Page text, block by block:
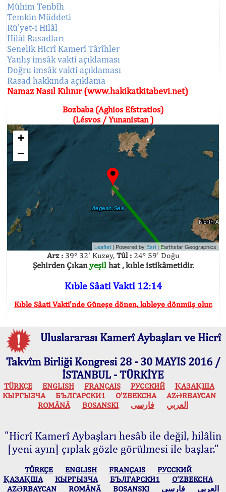
Mühim Tenbîh
Temkin Müddeti
Rü'yet-i Hilâl
Hilâl Rasadları
Senelik Hicrî Kamerî Târîhler
Yanlış imsâk vakti açıklaması
Doğru imsâk vakti açıklaması
Rasad hakkında açıklama
Namaz Nasıl Kılınır (www.hakikatkitabevi.net)
Bozbaba (Aghios Efstratios)
(Lésvos / Yunanistan )
+
−
Leaflet | Powered by Esri| Earthstar Geographics
Arz :39° 32' Kuzey, Tûl :24° 59' Doğu
Şehirden Çıkanyeşilhat , kıble istikâmetidir.
Kıble Sâati Vakti 12:14
Kıble Sâati Vakti'nde Güneşe dönen, kıbleye dönmüş olur.
Uluslararası Kamerî Aybaşları ve Hicrî
Takvîm Birliği Kongresi 28 - 30 MAYIS 2016 /
İSTANBUL - TÜRKİYE
TÜRKÇE ENGLISH FRANÇAIS РУССКИЙ
ҚАЗАҚША
КЫPГЫЗЧA
БЪЛГАРСКИ1 O’ZBEKCHA
AZӘRBAYCAN
ROMÂNĂ
BOSANSKI العربي فارسی
"Hicrî Kamerî Aybaşları hesâb ile değil, hilâlin
[yeni ayın] çıplak gözle görülmesi ile başlar."
TÜRKÇE ENGLISH FRANÇAIS
РУССКИЙ
ҚАЗАҚША
КЫPГЫЗЧA БЪЛГАРСКИ1
O’ZBEKCHA
AZӘRBAYCAN
ROMÂNĂ BOSANSKI العربي فارسی